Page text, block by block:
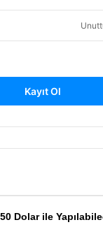
Kayıt Ol
Dolar ile